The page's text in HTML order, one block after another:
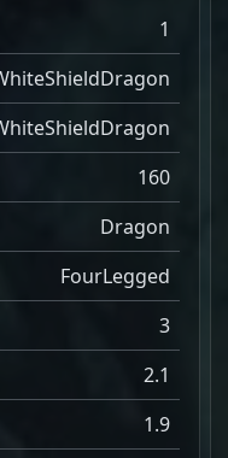
1
160
Dragon
FourLegged
3
2.1
1.9